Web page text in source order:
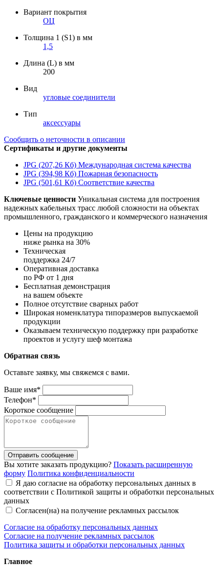
Вариант покрытия
ОЦ
Толщина 1 (S1) в мм
1,5
Длина (L) в мм
200
Вид
угловые соединители
Тип
аксессуары
Сообщить о неточности в описании
Сертификаты и другие документы
JPG (207,26 Кб) Международная система качества
JPG (394,98 Кб) Пожарная безопасность
JPG (501,61 Кб) Соответствие качества
Ключевые ценности Уникальная система для построения
надежных кабельных трасс любой сложности на объектах
промышленного, гражданского и коммерческого назначения
Цены на продукцию
ниже рынка на 30%
Техническая
поддержка 24/7
Оперативная доставка
по РФ от 1 дня
Бесплатная демонстрация
на вашем объекте
Полное отсутствие сварных работ
Широкая номенклатура типоразмеров выпускаемой
продукции
Оказываем техническую поддержку при разработке
проектов и услугу шеф монтажа
Обратная связь
Оставьте заявку, мы свяжемся с вами.
Ваше имя*
Телефон*
Короткое сообщение
Отправить сообщение
Вы хотите заказать продукцию? Показать расширенную
форму Политика конфиденциальности
Я даю согласие на обработку персональных данных в
соответствии с Политикой защиты и обработки персональных
данных
Согласен(на) на получение рекламных рассылок
Согласие на обработку персональных данных
Согласие на получение рекламных рассылок
Политика защиты и обработки персональных данных
Главное